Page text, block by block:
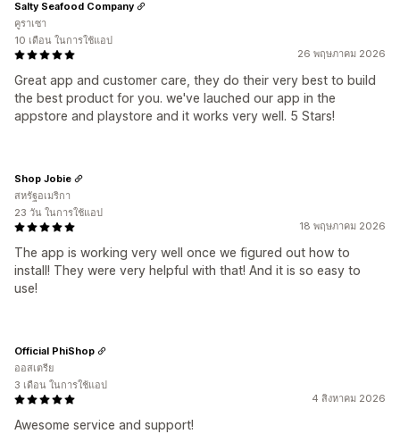
26 พฤษภาคม 2026
Great app and customer care, they do their very best to build
the best product for you. we've lauched our app in the
appstore and playstore and it works very well. 5 Stars!
Salty Seafood Company
คูราเซา
10 เดือน ในการใช้แอป
18 พฤษภาคม 2026
The app is working very well once we figured out how to
install! They were very helpful with that! And it is so easy to
use!
Shop Jobie
สหรัฐอเมริกา
23 วัน ในการใช้แอป
4 สิงหาคม 2026
Awesome service and support!
Official PhiShop
ออสเตรีย
3 เดือน ในการใช้แอป